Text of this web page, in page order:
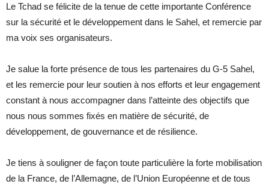
Le Tchad se félicite de la tenue de cette importante Conférence
sur la sécurité et le développement dans le Sahel, et remercie par
ma voix ses organisateurs.
Je salue la forte présence de tous les partenaires du G-5 Sahel,
et les remercie pour leur soutien à nos efforts et leur engagement
constant à nous accompagner dans l’atteinte des objectifs que
nous nous sommes fixés en matière de sécurité, de
développement, de gouvernance et de résilience.
Je tiens à souligner de façon toute particulière la forte mobilisation
de la France, de l’Allemagne, de l’Union Européenne et de tous